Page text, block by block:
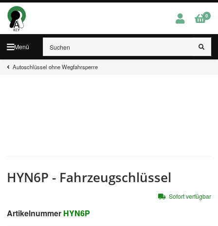
Menü
0
Autoschlüssel ohne Wegfahrsperre
HYN6P - Fahrzeugschlüssel
Artikelnummer HYN6P
Sofort verfügbar